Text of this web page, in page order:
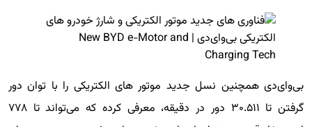
بی‌وای‌دی همچنین نسل جدید موتور های الکتریکی را با توان دور
گرفتن تا ۳۰.۵۱۱ دور در دقیقه، معرفی کرده که می‌تواند تا ۷۷۸